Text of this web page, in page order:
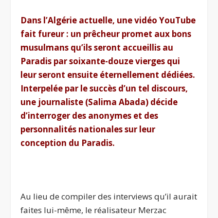
Dans l’Algérie actuelle, une vidéo YouTube
fait fureur : un prêcheur promet aux bons
musulmans qu’ils seront accueillis au
Paradis par soixante-douze vierges qui
leur seront ensuite éternellement dédiées.
Interpelée par le succès d’un tel discours,
une journaliste (Salima Abada) décide
d’interroger des anonymes et des
personnalités nationales sur leur
conception du Paradis.
Au lieu de compiler des interviews qu’il aurait
faites lui-même, le réalisateur Merzac